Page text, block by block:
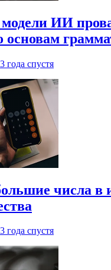
ИИ
основам
3 года спустя
числа в
3 года спустя